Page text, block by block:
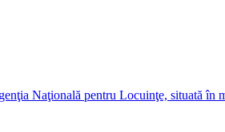
Naţională pentru Locuinţe, situată